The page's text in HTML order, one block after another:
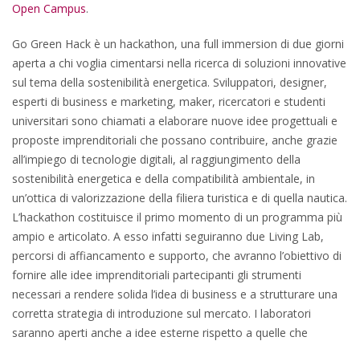
Open Campus.
Go Green Hack è un hackathon, una full immersion di due giorni
aperta a chi voglia cimentarsi nella ricerca di soluzioni innovative
sul tema della sostenibilità energetica. Sviluppatori, designer,
esperti di business e marketing, maker, ricercatori e studenti
universitari sono chiamati a elaborare nuove idee progettuali e
proposte imprenditoriali che possano contribuire, anche grazie
all’impiego di tecnologie digitali, al raggiungimento della
sostenibilità energetica e della compatibilità ambientale, in
un’ottica di valorizzazione della filiera turistica e di quella nautica.
L’hackathon costituisce il primo momento di un programma più
ampio e articolato. A esso infatti seguiranno due Living Lab,
percorsi di affiancamento e supporto, che avranno l’obiettivo di
fornire alle idee imprenditoriali partecipanti gli strumenti
necessari a rendere solida l’idea di business e a strutturare una
corretta strategia di introduzione sul mercato. I laboratori
saranno aperti anche a idee esterne rispetto a quelle che